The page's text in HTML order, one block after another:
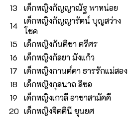
13
เด็กหญิงกัญญาณัฐ พาหน่อย
14
เด็กหญิงกัญญารัตน์ บุญสว่าง
โชค
15
เด็กหญิงกันติชา ตรีศร
16
เด็กหญิงกัลยา มังแก้ว
17
เด็กหญิงกานต์ดา ธารรักแม่สอง
18
เด็กหญิงกุลนาถ ลิซอ
19
เด็กหญิงเกวลี อาชาสามัคคี
20 เด็กหญิงจิตตินี ขุนยศ